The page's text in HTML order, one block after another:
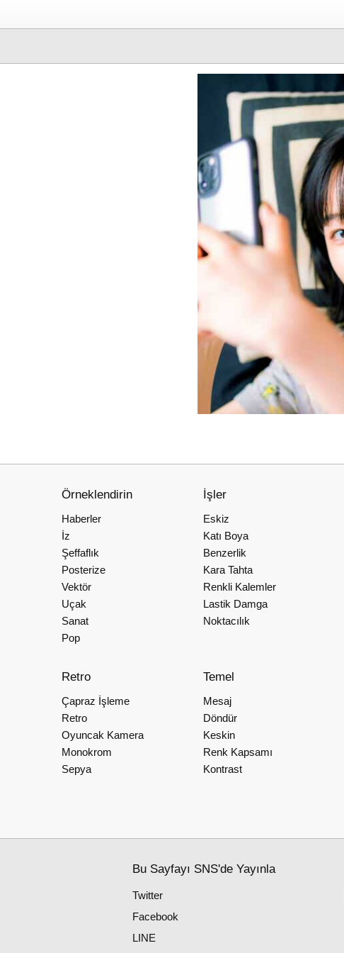
Örneklendirin
Haberler
İz
Şeffaflık
Posterize
Vektör
Uçak
Sanat
Pop
İşler
Eskiz
Katı Boya
Benzerlik
Kara Tahta
Renkli Kalemler
Lastik Damga
Noktacılık
Retro
Çapraz İşleme
Retro
Oyuncak Kamera
Monokrom
Sepya
Temel
Mesaj
Döndür
Keskin
Renk Kapsamı
Kontrast
Bu Sayfayı SNS'de Yayınla
Twitter
Facebook
LINE